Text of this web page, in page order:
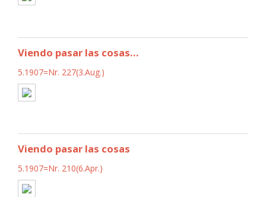
Viendo pasar las cosas...
5.1907=Nr. 227(3.Aug.)
Viendo pasar las cosas
5.1907=Nr. 210(6.Apr.)